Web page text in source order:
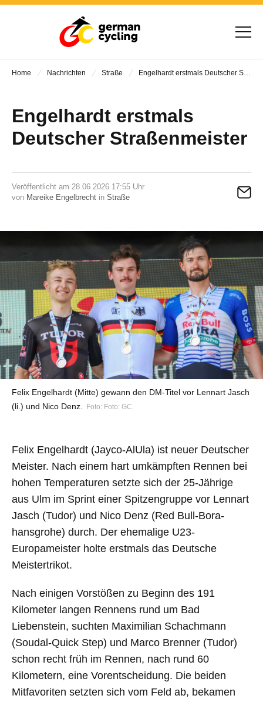
Home Nachrichten Straße Engelhardt erstmals Deutscher Straßenmeister
Engelhardt erstmals
Deutscher Straßenmeister
Veröffentlicht am 28.06.2026 17:55 Uhr
von Mareike Engelbrecht in Straße
Felix Engelhardt (Mitte) gewann den DM-Titel vor Lennart Jasch
(li.) und Nico Denz.
Foto: Foto: GC
Felix Engelhardt (Jayco-AlUla) ist neuer Deutscher
Meister. Nach einem hart umkämpften Rennen bei
hohen Temperaturen setzte sich der 25-Jährige
aus Ulm im Sprint einer Spitzengruppe vor Lennart
Jasch (Tudor) und Nico Denz (Red Bull-Bora-
hansgrohe) durch. Der ehemalige U23-
Europameister holte erstmals das Deutsche
Meistertrikot.
Nach einigen Vorstößen zu Beginn des 191
Kilometer langen Rennens rund um Bad
Liebenstein, suchten Maximilian Schachmann
(Soudal-Quick Step) und Marco Brenner (Tudor)
schon recht früh im Rennen, nach rund 60
Kilometern, eine Vorentscheidung. Die beiden
Mitfavoriten setzten sich vom Feld ab, bekamen